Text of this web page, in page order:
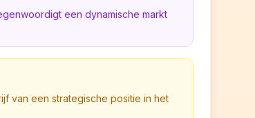
een dynamische markt
van een strategische positie in het